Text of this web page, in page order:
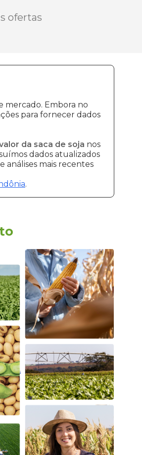
ofertas
mercado. Embora no
para fornecer dados
da saca de soja nos
dados atualizados
análises mais recentes
.